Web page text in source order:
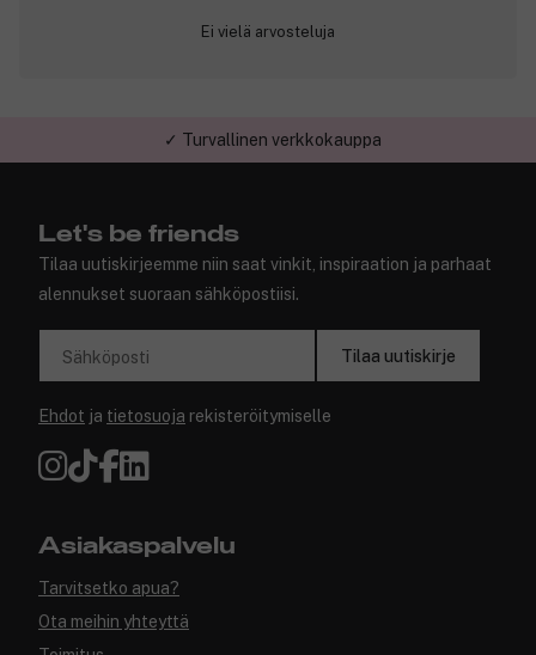
Ei vielä arvosteluja
✓ Turvallinen verkkokauppa
Let's be friends
Tilaa uutiskirjeemme niin saat vinkit, inspiraation ja parhaat
alennukset suoraan sähköpostiisi.
Sähköposti Tilaa uutiskirje
Ehdot ja tietosuoja rekisteröitymiselle
Asiakaspalvelu
Tarvitsetko apua?
Ota meihin yhteyttä